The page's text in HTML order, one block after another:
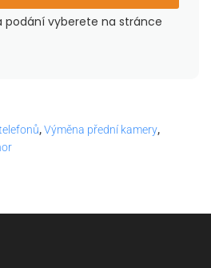
podání vyberete na stránce
,Výměna přední kamery,